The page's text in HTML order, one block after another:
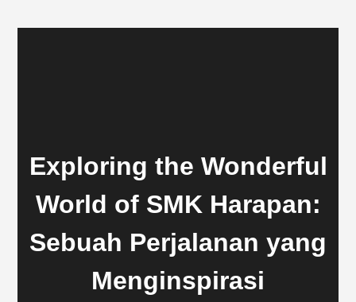
Exploring the Wonderful
World of SMK Harapan:
Sebuah Perjalanan yang
Menginspirasi